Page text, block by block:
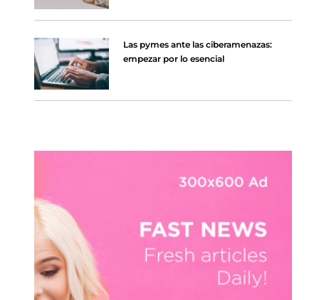
Las pymes ante las ciberamenazas:
empezar por lo esencial